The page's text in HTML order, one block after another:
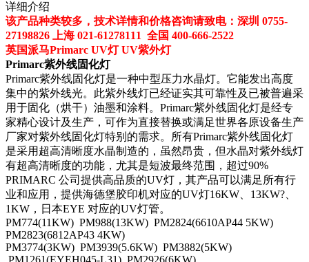
详细介绍
该产品种类较多，技术详情和价格咨询请致电： 深圳
0755-
27198826
上海021-61278111 全国 400-666-2522
英国派马Primarc UV灯UV紫外灯
Primarc紫外线固化灯
Primarc紫外线固化灯是一种中型压力水晶灯。它能发出高度
集中的紫外线光。此紫外线灯已经证实其可靠性及已被普遍采
用于固化（烘干）油墨和涂料。 Primarc紫外线固化灯是经专
家精心设计及生产，可作为直接替换或满足世界各原设备生产
厂家对紫外线固化灯特别的需求。
所有Primarc紫外线固化灯
是采用超高清晰度水晶制造的，虽然昂贵，但水晶对紫外线灯
有超高清晰度的功能，尤其是短波最终范围，超过90%
PRIMARC 公司提供高品质的UV灯，其产品可以满足所有行
业和应用，提供海德堡胶印机对应的UV灯16KW 13KW?、
1KW ，日本EYE 对应的UV灯管。
PM774(11KW) PM988(13KW) PM2824(6610AP44 5KW)
PM2823(6812AP43 4KW)
PM3774(3KW) PM3939(5.6KW) PM3882(5KW)